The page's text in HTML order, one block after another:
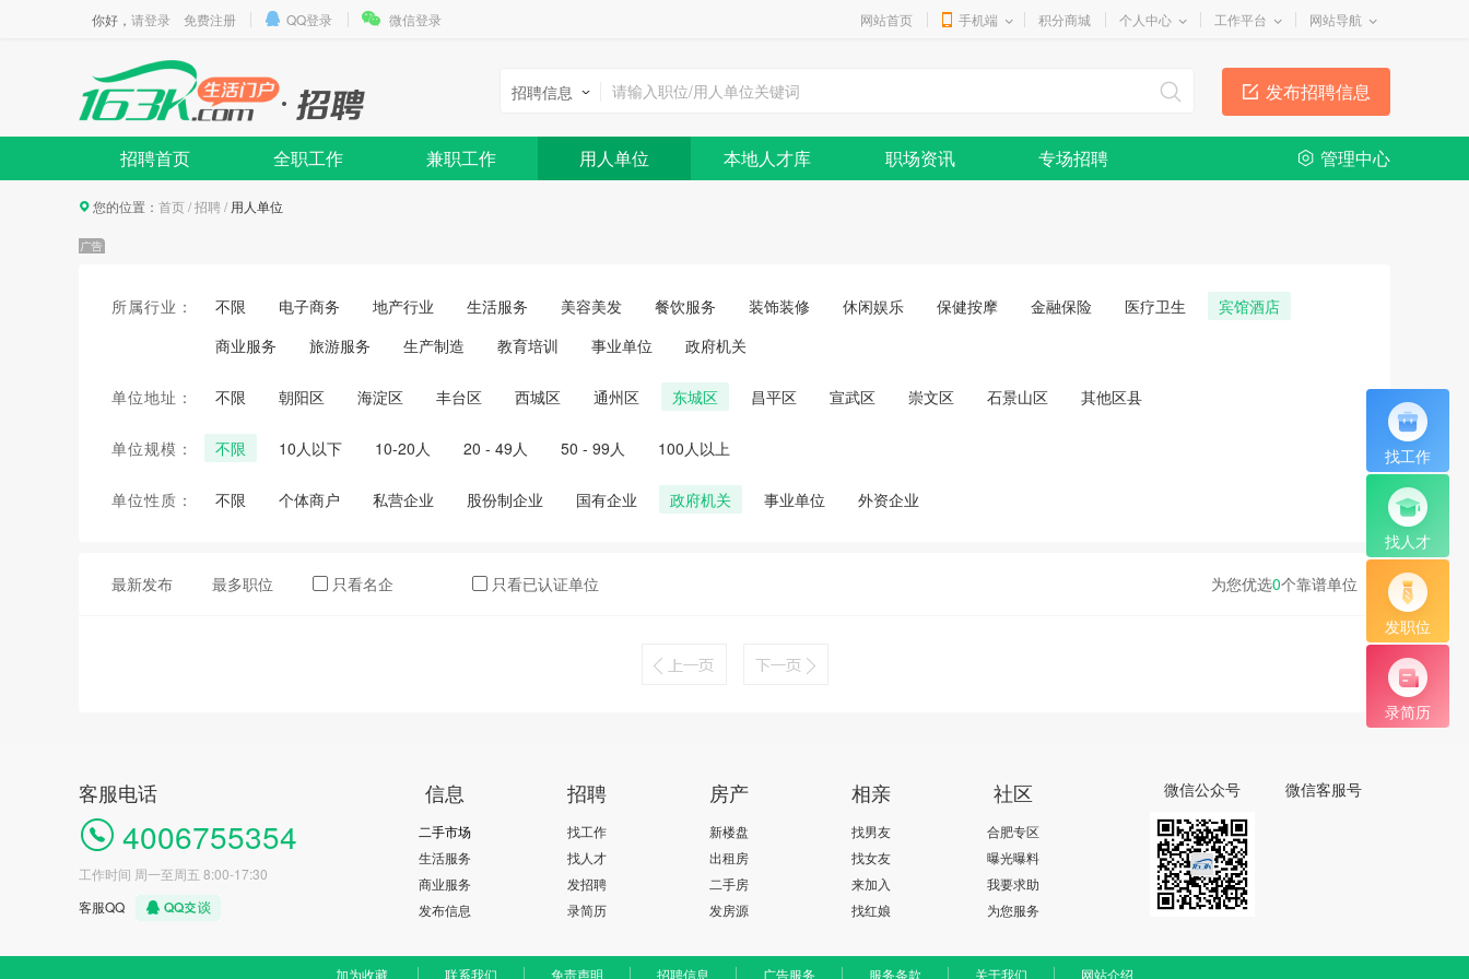
你好， 请登录 免费注册 QQ登录 微信登录 网站首页 手机端 积分商城 个人中心 工作平台 网站导航
发布招聘信息
招聘信息
招聘首页 全职工作 兼职工作 用人单位 本地人才库 职场资讯 专场招聘 管理中心
找工作
找人才
发职位
录简历
您的位置： 首页/招聘/ 用人单位
所属行业： 不限 电子商务 地产行业 生活服务 美容美发 餐饮服务 装饰装修 休闲娱乐 保健按摩 金融保险 医疗卫生
宾馆酒店
商业服务
旅游服务 生产制造 教育培训 事业单位 政府机关
单位地址： 不限 朝阳区 海淀区 丰台区 西城区 通州区 东城区 昌平区 宣武区 崇文区 石景山区 其他区县
单位规模： 不限 10人以下 10-20人 20 - 49人 50 - 99人 100人以上
单位性质： 不限 个体商户 私营企业 股份制企业 国有企业 政府机关 事业单位 外资企业
为您优选0个靠谱单位
最新发布 最多职位 只看名企 只看已认证单位
客服电话
4006755354
工作时间 周一至周五 8:00-17:30
客服QQ
信息
二手市场
生活服务
商业服务
发布信息
招聘
找工作
找人才
发招聘
录简历
房产
新楼盘
出租房
二手房
发房源
相亲
找男友
找女友
来加入
找红娘
社区
合肥专区
曝光曝料
我要求助
为您服务
微信公众号 微信客服号
加为收藏 联系我们 免责声明 招聘信息 广告服务 服务条款 关于我们 网站介绍